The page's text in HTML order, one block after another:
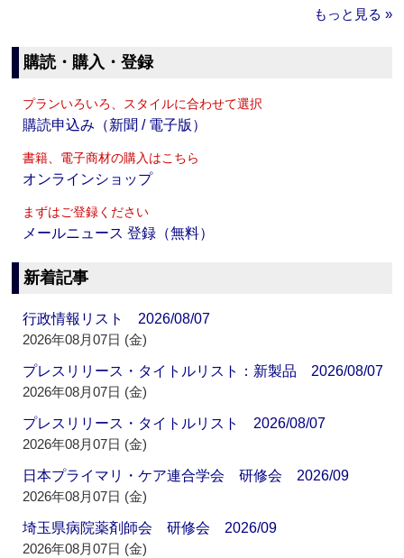
もっと見る »
購読・購入・登録
プランいろいろ、スタイルに合わせて選択
購読申込み（新聞 / 電子版）
書籍、電子商材の購入はこちら
オンラインショップ
まずはご登録ください
メールニュース 登録（無料）
新着記事
行政情報リスト 2026/08/07
2026年08月07日 (金)
プレスリリース・タイトルリスト：新製品 2026/08/07
2026年08月07日 (金)
プレスリリース・タイトルリスト 2026/08/07
2026年08月07日 (金)
日本プライマリ・ケア連合学会 研修会 2026/09
2026年08月07日 (金)
埼玉県病院薬剤師会 研修会 2026/09
2026年08月07日 (金)